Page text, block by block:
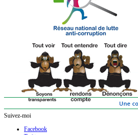
Suivez-moi
Facebook